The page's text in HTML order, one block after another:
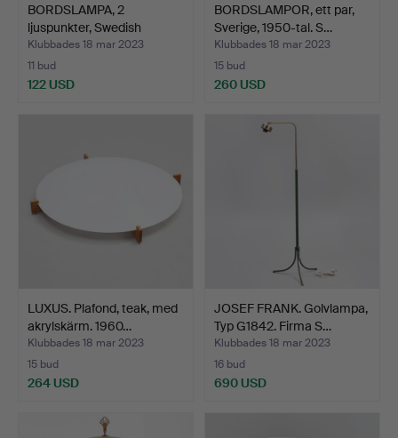
BORDSLAMPA, 2
ljuspunkter, Swedish
Modern,…
Klubbades 18 mar 2023
11 bud
122 USD
BORDSLAMPOR, ett par,
Sverige, 1950-tal. S…
Klubbades 18 mar 2023
15 bud
260 USD
LUXUS. Plafond, teak, med
akrylskärm. 1960…
Klubbades 18 mar 2023
15 bud
264 USD
JOSEF FRANK. Golvlampa,
Typ G1842. Firma S…
Klubbades 18 mar 2023
16 bud
690 USD